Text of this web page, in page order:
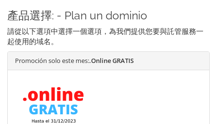
產品選擇: - Plan un dominio
請從以下選項中選擇一個選項，為我們提供您要與託管服務一
起使用的域名。
Promoción solo este mes:.Online GRATIS